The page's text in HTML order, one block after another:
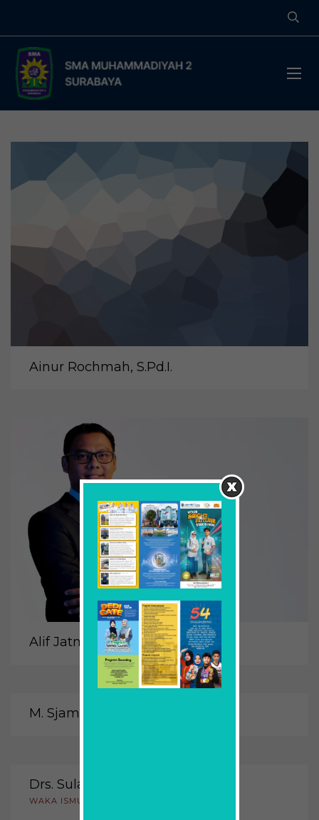
Ainur Rochmah, S.Pd.I.
Alif Jatmiko, S.Th.I., M.Th.I.
M. Sjamsu Hudaja, S.Ag.
Drs. Sulaiman, M.A.
WAKA ISMUBA